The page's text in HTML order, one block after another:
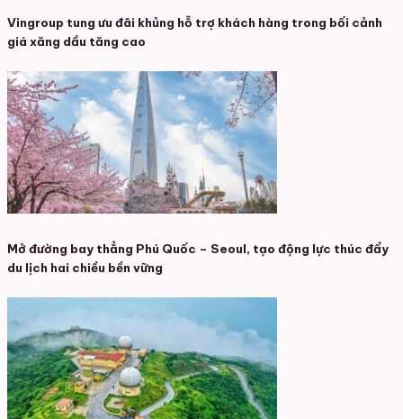
Vingroup tung ưu đãi khủng hỗ trợ khách hàng trong bối cảnh
giá xăng dầu tăng cao
Mở đường bay thẳng Phú Quốc – Seoul, tạo động lực thúc đẩy
du lịch hai chiều bền vững